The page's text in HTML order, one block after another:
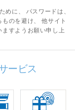
めに、 パスワードは、
のを避け、 他サイト
すようお願い申し上
ービス